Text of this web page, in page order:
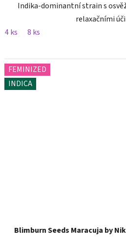
Indika-dominantní strain s
relaxačními
4 ks
8 ks
FEMINIZED
INDICA
Blimburn Seeds Maracuja by